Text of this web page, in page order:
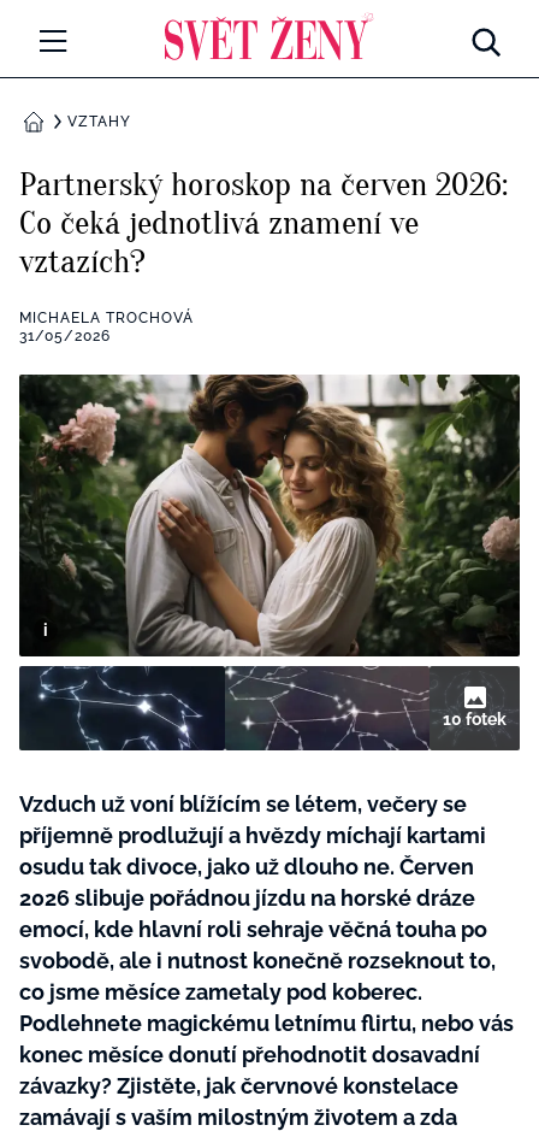
Všechny kategorie
Rozhovory
RETROHUBKY
Všechny kategorie
Seberozvoj
Všechny kategorie
Životní styl
ZÁBAVA
Všechny kategorie
Testy a kvízy
BYDLENÍ
Všechny kategorie
Tvoření
Rady a tipy
BurdaMedia
Extra
SVĚT ŽENY - 599 KČ
ROČNÍ PŘEDPLATNÉ SVĚT ŽENY +
SADA PRODUKTŮ MANA (10 ks)
DOMŮVZTAHY
Partnerský horoskop na červen 2026:
Co čeká jednotlivá znamení ve
vztazích?
MICHAELA TROCHOVÁ
31/05/2026
10 fotek
Vzduch už voní blížícím se létem, večery se
příjemně prodlužují a hvězdy míchají kartami
osudu tak divoce, jako už dlouho ne. Červen
2026 slibuje pořádnou jízdu na horské dráze
emocí, kde hlavní roli sehraje věčná touha po
svobodě, ale i nutnost konečně rozseknout to,
co jsme měsíce zametaly pod koberec.
Podlehnete magickému letnímu flirtu, nebo vás
konec měsíce donutí přehodnotit dosavadní
závazky? Zjistěte, jak červnové konstelace
zamávají s vaším milostným životem a zda